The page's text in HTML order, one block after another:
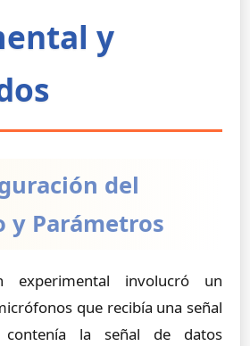
y
del
y Parámetros
experimental involucró un
que recibía una señal
contenía la señal de datos